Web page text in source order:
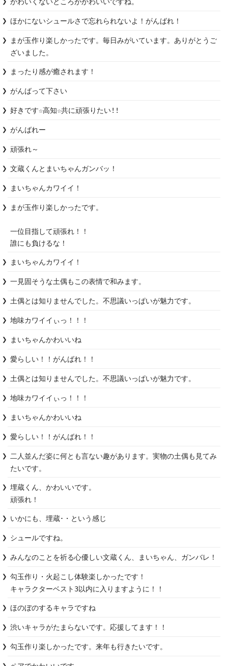
ほかにないシュールさで忘れられないよ！がんばれ！
まが玉作り楽しかったです。毎日みがいています。ありがとうご
ざいました。
まったり感が癒されます！
好きです☆高知☆共に頑張りたい!!
がんばれー
頑張れ～
文蔵くんとまいちゃんガンバッ！
まいちゃんカワイイ！
まが玉作り楽しかったです。
一位目指して頑張れ！！
まいちゃんカワイイ！
土偶とは知りませんでした。不思議いっぱいが魅力です。
地味カワイイぃっ！！！
まいちゃんかわいいね
愛らしい！！がんばれ！！
土偶とは知りませんでした。不思議いっぱいが魅力です。
地味カワイイぃっ！！！
まいちゃんかわいいね
愛らしい！！がんばれ！！
二人並んだ姿に何とも言ない趣があります。実物の土偶も見てみ
たいです。
埋蔵くん、かわいいです。
頑張れ！
いかにも、埋蔵･・という感じ
シュールですね。
みんなのことを祈る心優しい文蔵くん、まいちゃん、ガンバレ！
勾玉作り・火起こし体験楽しかったです！
キャラクターベスト3以内に入りますように！！
ほのぼのするキャラですね
渋いキャラがたまらないです。応援してます！！
勾玉作り楽しかったです。来年も行きたいです。